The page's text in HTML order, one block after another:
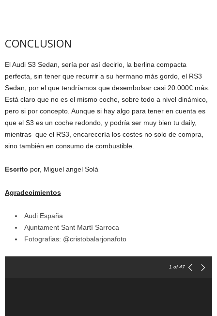
CONCLUSION
El Audi S3 Sedan, sería por así decirlo, la berlina compacta
perfecta, sin tener que recurrir a su hermano más gordo, el RS3
Sedan, por el que tendríamos que desembolsar casi 20.000€ más.
Está claro que no es el mismo coche, sobre todo a nivel dinámico,
pero si por concepto. Aunque si hay algo para tener en cuenta es
que el S3 es un coche redondo, y podría ser muy bien tu daily,
mientras que el RS3, encarecería los costes no solo de compra,
sino también en consumo de combustible.
Escrito por, Miguel angel Solá
Agradecimientos
Audi España
Ajuntament Sant Martí Sarroca
Fotografias: @cristobalarjonafoto
1 of 47